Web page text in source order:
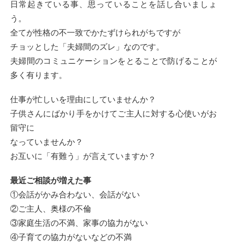
日常起きている事、思っていることを話し合いましょ
う。
全てが性格の不一致でかたずけられがちですが
チョッとした「夫婦間のズレ」なのです。
夫婦間のコミュニケーションをとることで防げることが
多く有ります。
仕事が忙しいを理由にしていませんか？
子供さんにばかり手をかけてご主人に対する心使いがお
留守に
なっていませんか？
お互いに「有難う」が言えていますか？
最近ご相談が増えた事
①会話がかみ合わない、会話がない
②ご主人、奥様の不倫
③家庭生活の不満、家事の協力がない
④子育ての協力がないなどの不満